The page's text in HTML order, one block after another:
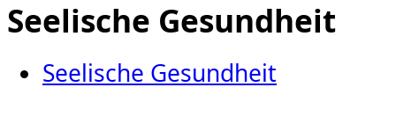
Seelische Gesundheit
Seelische Gesundheit